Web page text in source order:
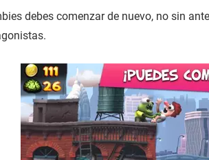
debes comenzar de nuevo, no sin